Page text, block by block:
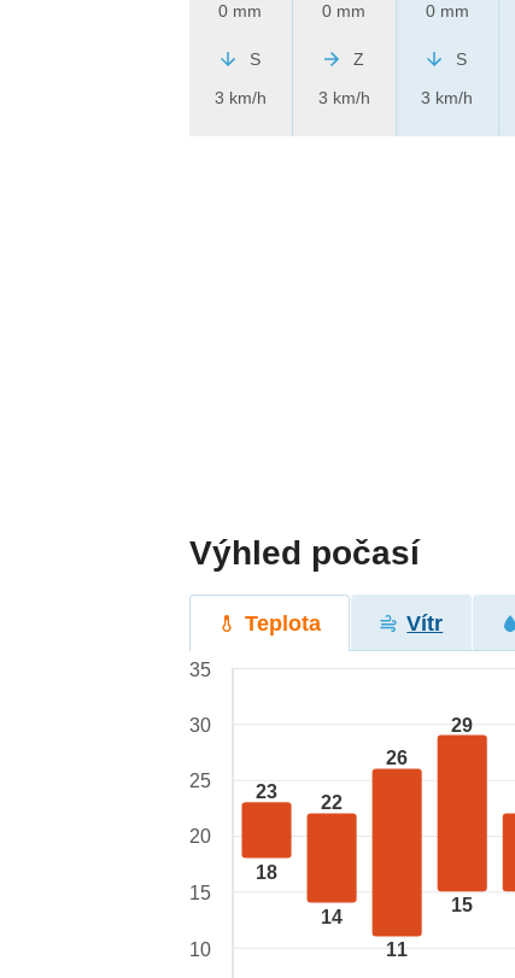
0 mm
S
3 km/h
0 mm
Z
3 km/h
0 mm
S
3 km/h
Výhled počasí
Teplota Vítr
23
18
22
14
26
11
29
15
35
30
25
20
15
10